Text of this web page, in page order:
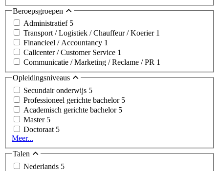
Beroepsgroepen
Administratief 5
Transport / Logistiek / Chauffeur / Koerier 1
Financieel / Accountancy 1
Callcenter / Customer Service 1
Communicatie / Marketing / Reclame / PR 1
Opleidingsniveaus
Secundair onderwijs 5
Professioneel gerichte bachelor 5
Academisch gerichte bachelor 5
Master 5
Doctoraat 5
Meer...
Talen
Nederlands 5